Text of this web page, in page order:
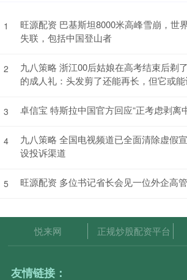
1
旺源配资 巴基斯坦8000米高峰雪崩，世
失联，包括中国登山者
2
九八策略 浙江00后姑娘在高考结束后剃
的成人礼：头发剪了还能再长，但它或
3 卓信宝 特斯拉中国官方回应“正考虑剥离
4
九八策略 全国电视频道已全面清除虚假
设投诉渠道
5 旺源配资 多位书记省长会见一位外企高管
悦来网 正规炒股配资平台
友情链接：